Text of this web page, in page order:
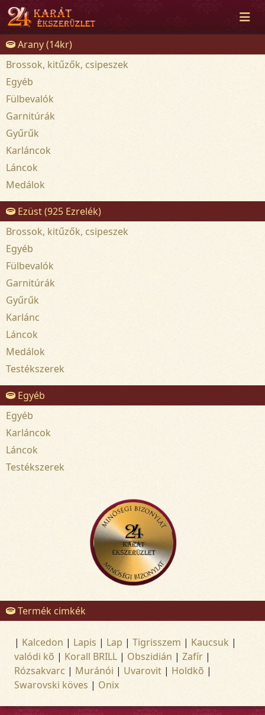
Arany (14kr)
Brossok, kitűzők, csipeszek
Egyéb
Fülbevalók
Garnitúrák
Gyűrűk
Karláncok
Láncok
Medálok
Ezüst (925 Ezrelék)
Brossok, kitűzők, csipeszek
Egyéb
Fülbevalók
Garnitúrák
Gyűrűk
Karlánc
Láncok
Medálok
Testékszerek
Egyéb
Egyéb
Karláncok
Láncok
Testékszerek
Termék cimkék
| Kalcedon | Lapis | Lap | Tigrisszem | Kaucsuk |
valódi kõ | Korall BRILL | Obszidián | Zafír |
Rózsakvarc | Muránói | Uvarovit | Holdkõ |
Swarovski köves | Onix